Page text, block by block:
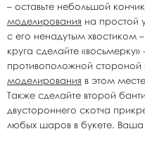
– оставьте небольшой
моделирования на простой
с его ненадутым хвостиком –
круга сделайте «восьмерку»
противоположной стороной
моделирования в этом
Также сделайте второй
двустороннего скотча
любых шаров в букете. Ваша